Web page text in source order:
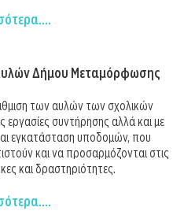
Δήμου Μεταμόρφωσης
των αυλών των σχολικών
εργασίες συντήρησης αλλά και με
εγκατάσταση υποδομών, που
και να προσαρμόζονται στις
και δραστηριότητες.